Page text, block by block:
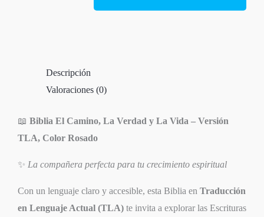
-
Rosado
Cierre
cantidad
Descripción
Valoraciones (0)
📖 Biblia El Camino, La Verdad y La Vida – Versión
TLA, Color Rosado
✨ La compañera perfecta para tu crecimiento espiritual
Con un lenguaje claro y accesible, esta Biblia en Traducción
en Lenguaje Actual (TLA) te invita a explorar las Escrituras